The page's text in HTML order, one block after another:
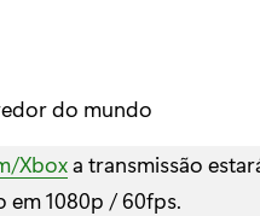
do mundo
Xboxa transmissão
em 1080p / 60fps.